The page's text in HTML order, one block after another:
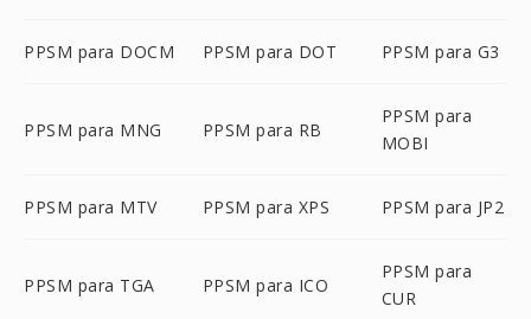
PPSM para DOCM PPSM para DOT PPSM para G3
PPSM para MNG PPSM para RB
PPSM para
MOBI
PPSM para MTV PPSM para XPS PPSM para JP2
PPSM para TGA PPSM para ICO
PPSM para
CUR